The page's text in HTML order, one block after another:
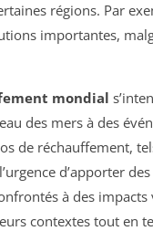
régions. Par
importantes,
mondial
des mers à des
de réchauffement,
d’apporter
à des
contextes tout en